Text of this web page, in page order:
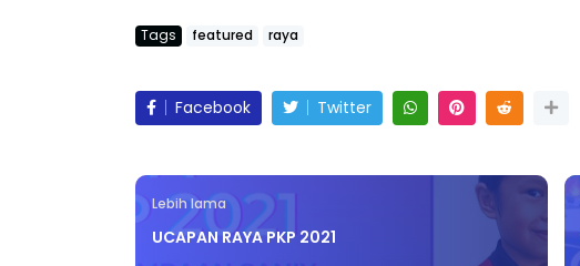
Tags featured raya
Facebook Twitter
Lebih lama
UCAPAN RAYA PKP 2021
KORPORAT 3 : PROGRAM
SELAMAT DAN
9 hari yang lalu
#ALLINONE #141 #...